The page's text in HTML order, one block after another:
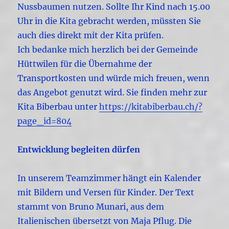
Nussbaumen nutzen. Sollte Ihr Kind nach 15.00
Uhr in die Kita gebracht werden, müssten Sie
auch dies direkt mit der Kita prüfen.
Ich bedanke mich herzlich bei der Gemeinde
Hüttwilen für die Übernahme der
Transportkosten und würde mich freuen, wenn
das Angebot genutzt wird. Sie finden mehr zur
Kita Biberbau unterhttps://kitabiberbau.ch/?
page_id=804
Entwicklung begleiten dürfen
In unserem Teamzimmer hängt ein Kalender
mit Bildern und Versen für Kinder. Der Text
stammt von Bruno Munari, aus dem
Italienischen übersetzt von Maja Pflug. Die